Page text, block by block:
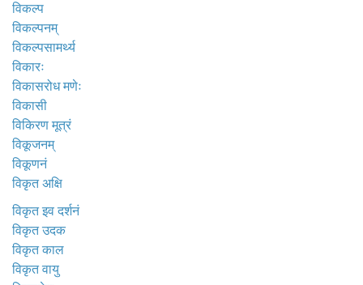
विकल्प
विकल्पनम्
विकल्पसामर्थ्य
विकारः
विकासरोध मणेः
विकासी
विकिरण मूत्रं
विकूजनम्
विकूणनं
विकृत अक्षि
विकृत इव दर्शनं
विकृत उदक
विकृत काल
विकृत वायु